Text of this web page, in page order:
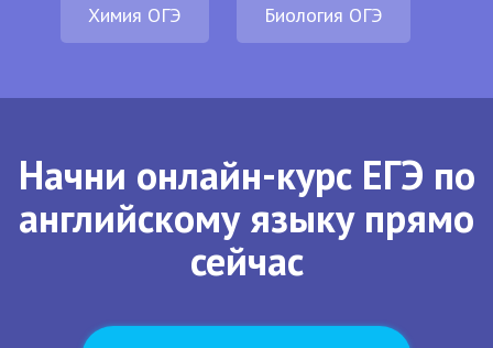
Химия ОГЭ Биология ОГЭ
Начни онлайн-курс ЕГЭ по
английскому языку прямо
сейчас